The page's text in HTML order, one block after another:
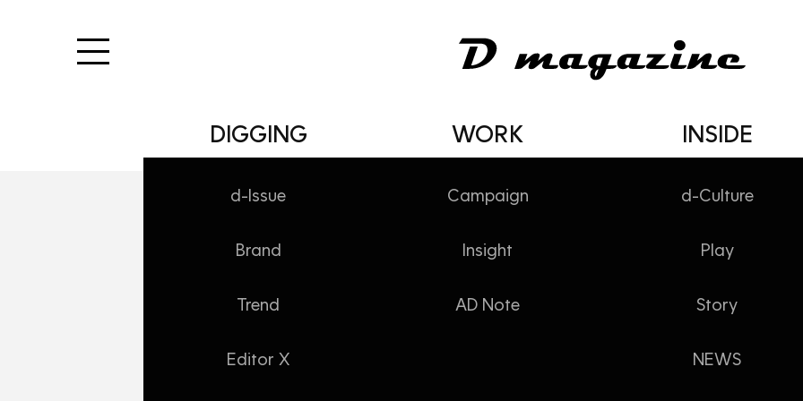
DIGGING
d-Issue
Brand
Trend
Editor X
WORK
Campaign
Insight
AD Note
INSIDE
d-Culture
Play
Story
NEWS